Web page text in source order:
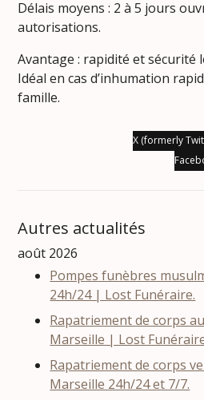
Délais moyens : 2 à 5 jours
autorisations.
Avantage : rapidité et sécurité
Idéal en cas d’inhumation
famille.
X (formerly
Autres actualités
août 2026
Pompes funèbres
24h/24 | Lost Funéraire.
Rapatriement de corps
Marseille | Lost
Rapatriement de corps
Marseille 24h/24 et 7/7.